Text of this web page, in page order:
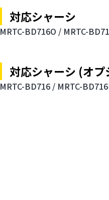
対応シャーシ
MRTC-BD716O / MRTC-
対応シャーシ (オプ
MRTC-BD716 / MRTC-